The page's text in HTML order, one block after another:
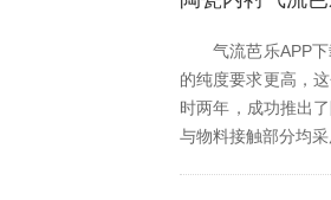
气流芭乐APP下载
的纯度要求更高，
时两年，成功推
与物料接触部分均